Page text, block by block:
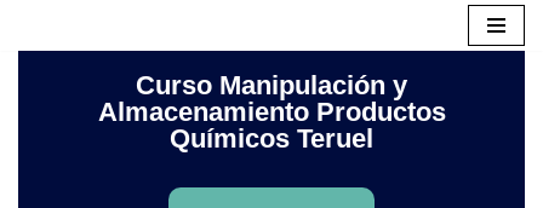
contenido
Curso Manipulación y
Almacenamiento Productos
Químicos Teruel